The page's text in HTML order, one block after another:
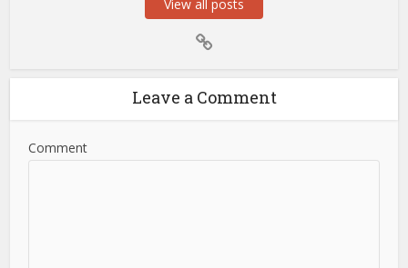
View all posts
Leave a Comment
Comment